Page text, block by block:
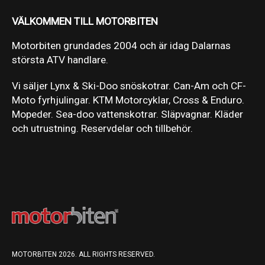
VÄLKOMMEN TILL MOTORBITEN
Motorbiten grundades 2004 och är idag Dalarnas
största ATV handlare.
Vi säljer Lynx & Ski-Doo snöskotrar. Can-Am och CF-
Moto fyrhjulingar. KTM Motorcyklar, Cross & Enduro.
Mopeder. Sea-doo vattenskotrar. Släpvagnar. Kläder
och utrustning. Reservdelar och tillbehör.
MOTORBITEN 2026. ALL RIGHTS RESERVED.